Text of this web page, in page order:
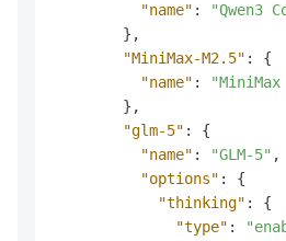
"name" :
"Qwen3
} ,
"MiniMax-M2.5" :
{
"name" :
"MiniMax
} ,
"glm-5" :
{
"name" : "GLM-5" ,
"options" :
{
"thinking" :
{
"type" :